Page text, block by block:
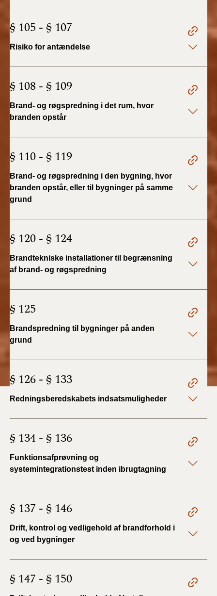
BR18 (1/7-31/12
BR18 (1/1-30/6
2018)
Tidligere BR (1961-
2010)
§ 105 - § 107
Risiko for antændelse
§ 108 - § 109
Brand- og røgspredning i det rum, hvor
branden opstår
§ 110 - § 119
Brand- og røgspredning i den bygning, hvor
branden opstår, eller til bygninger på samme
grund
§ 120 - § 124
Brandtekniske installationer til begrænsning
af brand- og røgspredning
§ 125
Brandspredning til bygninger på anden
grund
§ 126 - § 133
Redningsberedskabets indsatsmuligheder
§ 134 - § 136
Funktionsafprøvning og
systemintegrationstest inden ibrugtagning
§ 137 - § 146
Drift, kontrol og vedligehold af brandforhold i
og ved bygninger
§ 147 - § 150